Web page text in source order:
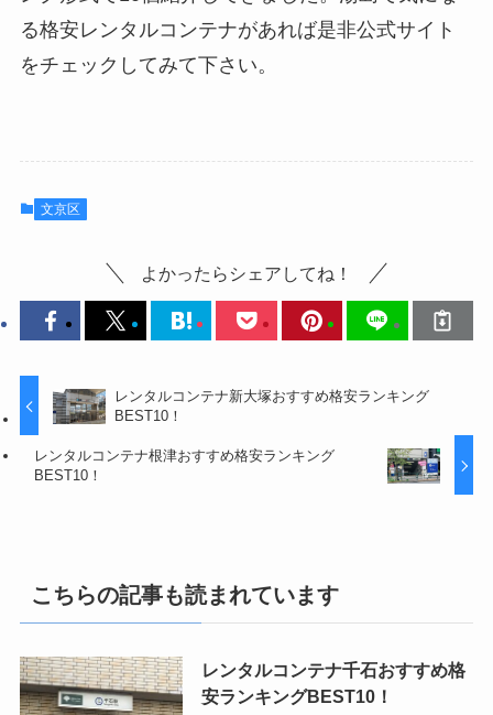
る格安レンタルコンテナがあれば是非公式サイト
をチェックしてみて下さい。
文京区
よかったらシェアしてね！
レンタルコンテナ新大塚おすすめ格安ランキング
BEST10！
レンタルコンテナ根津おすすめ格安ランキング
BEST10！
こちらの記事も読まれています
レンタルコンテナ千石おすすめ格
安ランキングBEST10！